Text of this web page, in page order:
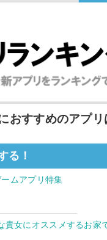
おすすめのアプリ
る！
ムアプリ特集
女にオススメするお家